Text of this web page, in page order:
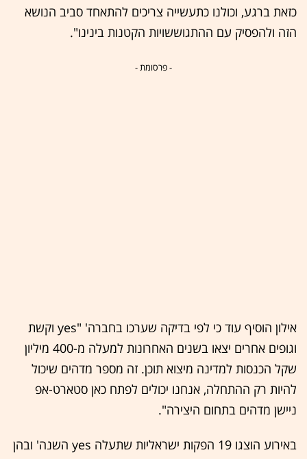
כזאת ברגע, וכולנו כתעשייה צריכים להתאחד סביב הנושא
הזה ולהפסיק עם ההתגוששויות הקטנות בינינו".
- פרסומת -
אילון הוסיף עוד כי לפי בדיקה שערכו בחברה' "yes וקשת
וגופים אחרים יצאו בשנים האחרונות למעלה מ-400 מיליון
שקל הכנסות למדינה מיצוא תוכן. זה מספר מדהים שיכול
להיות רק ההתחלה, אנחנו יכולים לפתח כאן סטארט-אפ
ניישן מדהים בתחום היצירה".
באירוע הוצגו 19 הפקות ישראליות שתעלה yes השנה' ובהן